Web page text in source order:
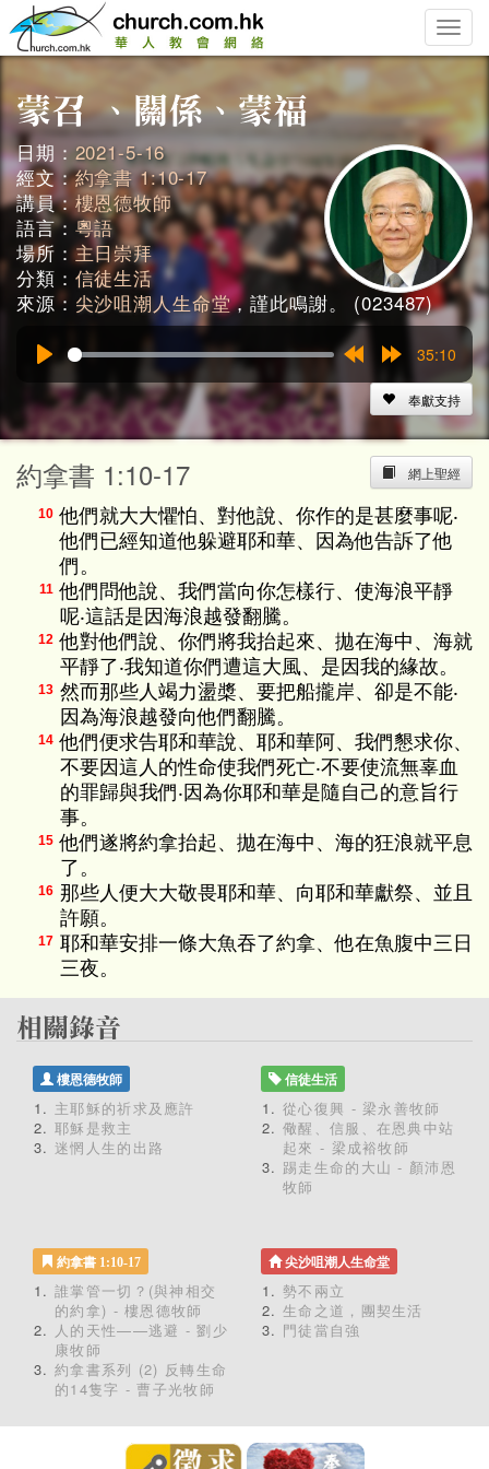
Toggle
日期： 2021-5-16
經文：約拿書 1:10-17
講員：樓恩德牧師
語言：粵語
場所：主日崇拜
分類： 信徒生活
來源： 尖沙咀潮人生命堂，謹此鳴謝。 (023487)
15s
15s
35:10
奉獻支持
網上聖經
約拿書 1:10-17
10 他們就大大懼怕、對他說、你作的是甚麼事呢‧
他們已經知道他躲避耶和華、因為他告訴了他
們。
11 他們問他說、我們當向你怎樣行、使海浪平靜
呢‧這話是因海浪越發翻騰。
12 他對他們說、你們將我抬起來、拋在海中、海就
平靜了‧我知道你們遭這大風、是因我的緣故。
13 然而那些人竭力盪槳、要把船攏岸、卻是不能‧
因為海浪越發向他們翻騰。
14 他們便求告耶和華說、耶和華阿、我們懇求你、
不要因這人的性命使我們死亡‧不要使流無辜血
的罪歸與我們‧因為你耶和華是隨自己的意旨行
事。
15 他們遂將約拿抬起、拋在海中、海的狂浪就平息
了。
16 那些人便大大敬畏耶和華、向耶和華獻祭、並且
許願。
17 耶和華安排一條大魚吞了約拿、他在魚腹中三日
三夜。
樓恩德牧師
主耶穌的祈求及應許
耶穌是救主
迷惘人生的出路
信徒生活
從心復興 - 梁永善牧師
儆醒、信服、在恩典中站
起來 - 梁成裕牧師
踢走生命的大山 - 顏沛恩
牧師
約拿書 1:10-17
誰掌管一切？(與神相交
的約拿) - 樓恩德牧師
人的天性——逃避 - 劉少
康牧師
約拿書系列 (2) 反轉生命
的14隻字 - 曹子光牧師
尖沙咀潮人生命堂
勢不兩立
生命之道，團契生活
門徒當自強